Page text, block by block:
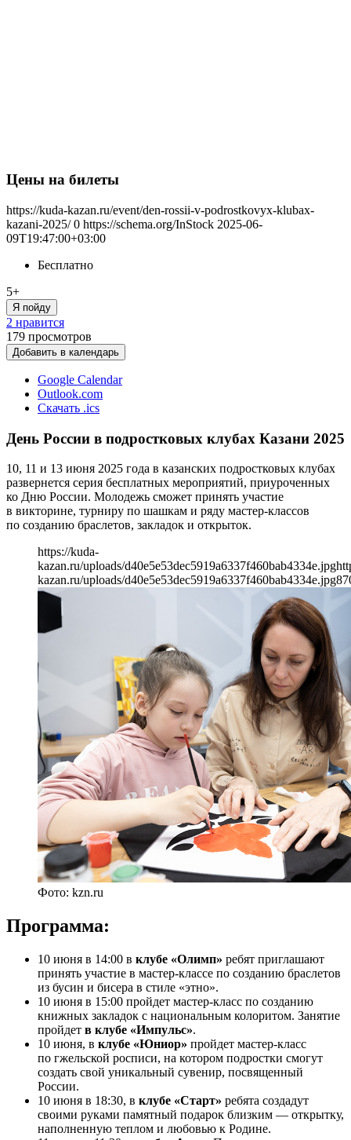
Цены на билеты
https://kuda-kazan.ru/event/den-rossii-v-podrostkovyx-klubax-
kazani-2025/ 0 https://schema.org/InStock 2025-06-
09T19:47:00+03:00
Бесплатно
5+
Я пойду
2 нравится
179 просмотров
Добавить в календарь
Google Calendar
Outlook.com
Скачать .ics
День России в подростковых клубах Казани 2025
10, 11 и 13 июня 2025 года в казанских подростковых клубах
развернется серия бесплатных мероприятий, приуроченных
ко Дню России. Молодежь сможет принять участие
в викторине, турниру по шашкам и ряду мастер-классов
по созданию браслетов, закладок и открыток.
https://kuda-
kazan.ru/uploads/d40e5e53dec5919a6337f460bab4334e.jpg
kazan.ru/uploads/d40e5e53dec5919a6337f460bab4334e.jpg
Фото: kzn.ru
Программа:
10 июня в 14:00 в клубе «Олимп» ребят приглашают
принять участие в мастер-классе по созданию браслетов
из бусин и бисера в стиле «этно».
10 июня в 15:00 пройдет мастер-класс по созданию
книжных закладок с национальным колоритом. Занятие
пройдет в клубе «Импульс».
10 июня, в клубе «Юниор» пройдет мастер-класс
по гжельской росписи, на котором подростки смогут
создать свой уникальный сувенир, посвященный
России.
10 июня в 18:30, в клубе «Старт» ребята создадут
своими руками памятный подарок близким — открытку,
наполненную теплом и любовью к Родине.